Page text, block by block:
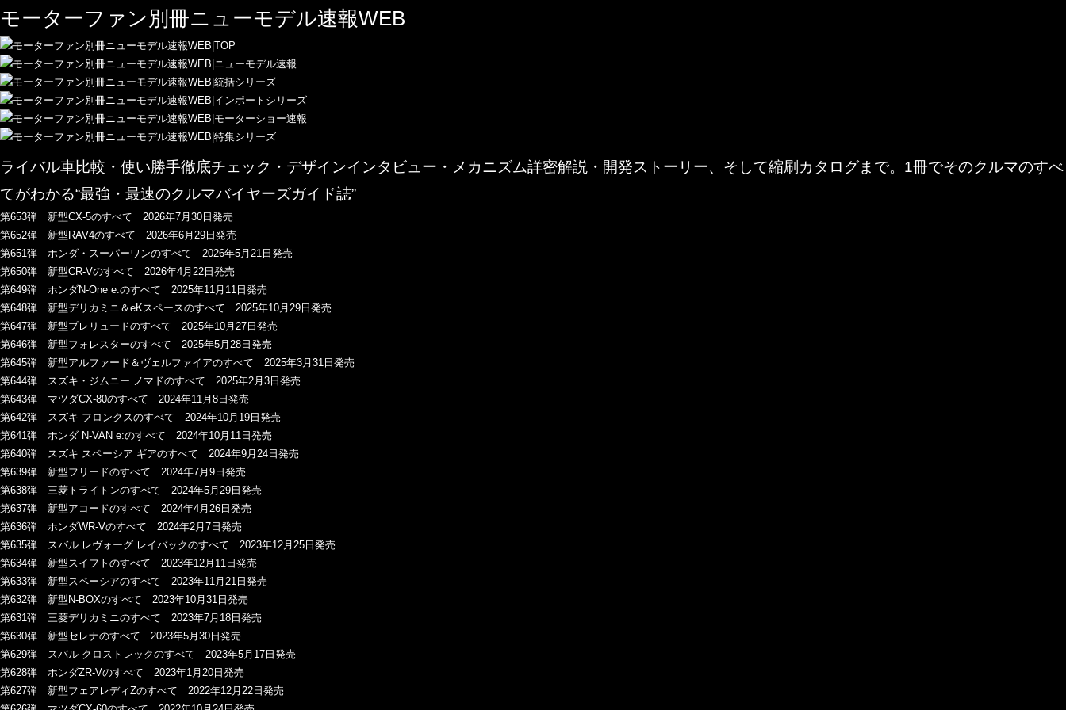
モーターファン別冊ニューモデル速報WEB
ライバル車比較・使い勝手徹底チェック・デザインインタビュー・メカニズム詳密解説・開発ストーリー、そして縮刷カタログまで。1冊でそのクルマのすべ
てがわかる“最強・最速のクルマバイヤーズガイド誌”
第653弾 新型CX-5のすべて 2026年7月30日発売
第652弾 新型RAV4のすべて 2026年6月29日発売
第651弾 ホンダ・スーパーワンのすべて 2026年5月21日発売
第650弾 新型CR-Vのすべて 2026年4月22日発売
第649弾 ホンダN-One e:のすべて 2025年11月11日発売
第648弾 新型デリカミニ＆eKスペースのすべて 2025年10月29日発売
第647弾 新型プレリュードのすべて 2025年10月27日発売
第646弾 新型フォレスターのすべて 2025年5月28日発売
第645弾 新型アルファード＆ヴェルファイアのすべて 2025年3月31日発売
第644弾 スズキ・ジムニー ノマドのすべて 2025年2月3日発売
第643弾 マツダCX-80のすべて 2024年11月8日発売
第642弾 スズキ フロンクスのすべて 2024年10月19日発売
第641弾 ホンダ N-VAN e:のすべて 2024年10月11日発売
第640弾 スズキ スペーシア ギアのすべて 2024年9月24日発売
第639弾 新型フリードのすべて 2024年7月9日発売
第638弾 三菱トライトンのすべて 2024年5月29日発売
第637弾 新型アコードのすべて 2024年4月26日発売
第636弾 ホンダWR-Vのすべて 2024年2月7日発売
第635弾 スバル レヴォーグ レイバックのすべて 2023年12月25日発売
第634弾 新型スイフトのすべて 2023年12月11日発売
第633弾 新型スペーシアのすべて 2023年11月21日発売
第632弾 新型N-BOXのすべて 2023年10月31日発売
第631弾 三菱デリカミニのすべて 2023年7月18日発売
第630弾 新型セレナのすべて 2023年5月30日発売
第629弾 スバル クロストレックのすべて 2023年5月17日発売
第628弾 ホンダZR-Vのすべて 2023年1月20日発売
第627弾 新型フェアレディZのすべて 2022年12月22日発売